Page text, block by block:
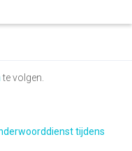
te volgen.
tijdens